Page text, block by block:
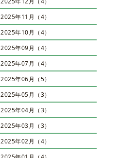
2025年11月（4）
2025年10月（4）
2025年09月（4）
2025年07月（4）
2025年06月（5）
2025年05月（3）
2025年04月（3）
2025年03月（3）
2025年02月（4）